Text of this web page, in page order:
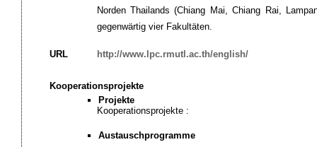
Norden Thailands (Chiang Mai, Chiang Rai,
gegenwärtig vier Fakultäten.
URL http://www.lpc.rmutl.ac.th/english/
Kooperationsprojekte
Projekte
Kooperationsprojekte :
Austauschprogramme